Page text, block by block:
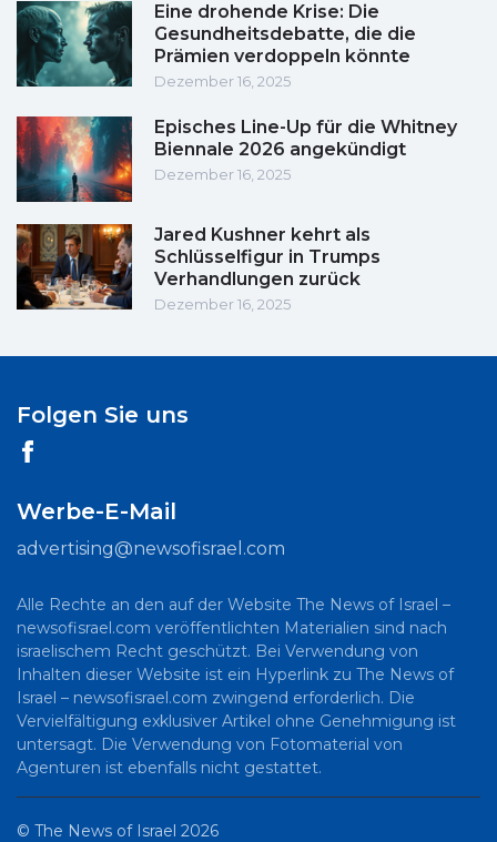
Eine drohende Krise: Die
Gesundheitsdebatte, die die
Prämien verdoppeln könnte
Dezember 16, 2025
Episches Line-Up für die Whitney
Biennale 2026 angekündigt
Dezember 16, 2025
Jared Kushner kehrt als
Schlüsselfigur in Trumps
Verhandlungen zurück
Dezember 16, 2025
Folgen Sie uns
Werbe-E-Mail
advertising@newsofisrael.com
Alle Rechte an den auf der Website The News of Israel –
newsofisrael.com veröffentlichten Materialien sind nach
israelischem Recht geschützt. Bei Verwendung von
Inhalten dieser Website ist ein Hyperlink zu The News of
Israel – newsofisrael.com zwingend erforderlich. Die
Vervielfältigung exklusiver Artikel ohne Genehmigung ist
untersagt. Die Verwendung von Fotomaterial von
Agenturen ist ebenfalls nicht gestattet.
© The News of Israel 2026